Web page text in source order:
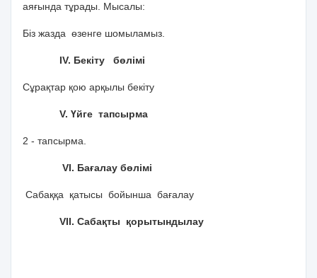
аяғында тұрады. Мысалы:
Біз жазда өзенге шомыламыз.
ІV. Бекіту бөлімі
Сұрақтар қою арқылы бекіту
V. Үйге тапсырма
2 - тапсырма.
VІ. Бағалау бөлімі
Сабаққа қатысы бойынша бағалау
VІІ. Сабақты қорытындылау